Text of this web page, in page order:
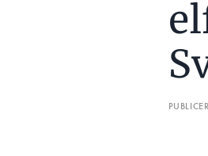
Betti-
en tvist.